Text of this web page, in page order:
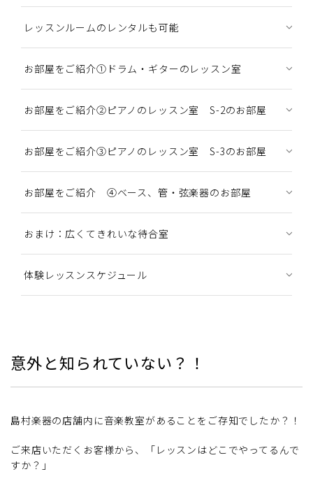
レッスンルームのレンタルも可能
お部屋をご紹介①ドラム・ギターのレッスン室
お部屋をご紹介②ピアノのレッスン室 S-2のお部屋
お部屋をご紹介③ピアノのレッスン室 S-3のお部屋
お部屋をご紹介 ④ベース、管・弦楽器のお部屋
おまけ：広くてきれいな待合室
体験レッスンスケジュール
意外と知られていない？！
島村楽器の店舗内に音楽教室があることをご存知でしたか？！
ご来店いただくお客様から、「レッスンはどこでやってるんで
すか？」